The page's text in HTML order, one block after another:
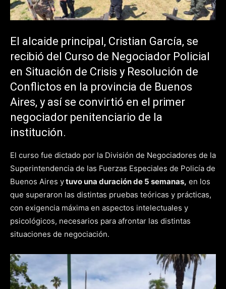
El alcaide principal, Cristian García, se
recibió del Curso de Negociador Policial
en Situación de Crisis y Resolución de
Conflictos en la provincia de Buenos
Aires, y así se convirtió en el primer
negociador penitenciario de la
institución.
El curso fue dictado por la División de Negociadores de la
Superintendencia de las Fuerzas Especiales de Policía de
Buenos Aires ytuvo una duración de 5 semanas, en los
que superaron las distintas pruebas teóricas y prácticas,
con exigencia máxima en aspectos intelectuales y
psicológicos, necesarios para afrontar las distintas
situaciones de negociación.